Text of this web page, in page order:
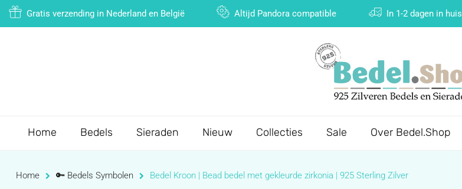
Gratis verzending in Nederland en België Altijd Pandora compatible In 1-2 dagen in huis
Home Bedels Sieraden Nieuw Collecties Sale Over Bedel.Shop
Home 🔑 Bedels Symbolen Bedel Kroon | Bead bedel met gekleurde zirkonia | 925 Sterling Zilver